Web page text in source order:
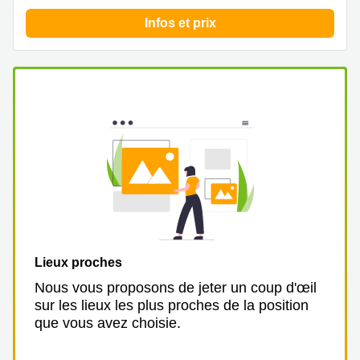
de
réunion
Zurich
18
Esplanade
de Pont-
Rouge 4
Route
Infos et prix
Lieux proches
Nous vous proposons de jeter un coup d'œil
sur les lieux les plus proches de la position
que vous avez choisie.